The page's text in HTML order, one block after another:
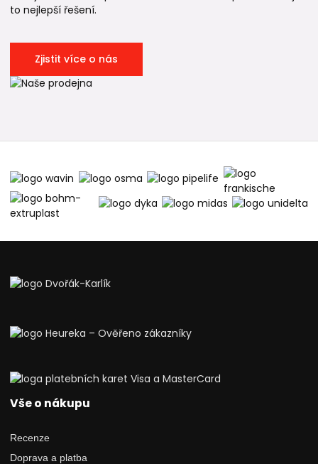
to nejlepší řešení.
Zjistit více o nás
Vše o nákupu
Recenze
Doprava a platba